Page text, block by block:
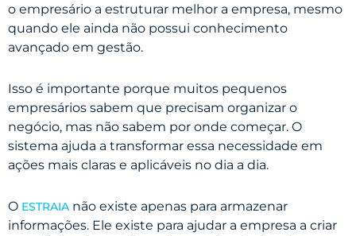
o empresário a estruturar melhor a empresa, mesmo
quando ele ainda não possui conhecimento
avançado em gestão.
Isso é importante porque muitos pequenos
empresários sabem que precisam organizar o
negócio, mas não sabem por onde começar. O
sistema ajuda a transformar essa necessidade em
ações mais claras e aplicáveis no dia a dia.
O ESTRAIA não existe apenas para armazenar
informações. Ele existe para ajudar a empresa a criar